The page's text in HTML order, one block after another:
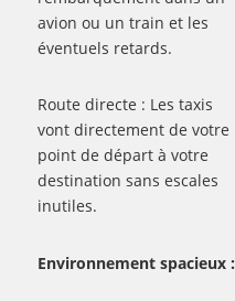
avion ou un train et les
éventuels retards.
Route directe : Les taxis
vont directement de votre
point de départ à votre
destination sans escales
inutiles.
Environnement spacieux :